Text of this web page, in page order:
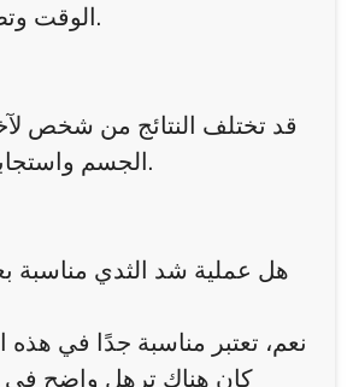
الوقت وتصبح أقل وضوحًا.
قد تختلف النتائج من شخص
الجسم واستجابة الجلد للعملية.
هل عملية شد الثدي مناسبة
نعم، تعتبر مناسبة جدًا في هذه
كان هناك ترهل واضح في